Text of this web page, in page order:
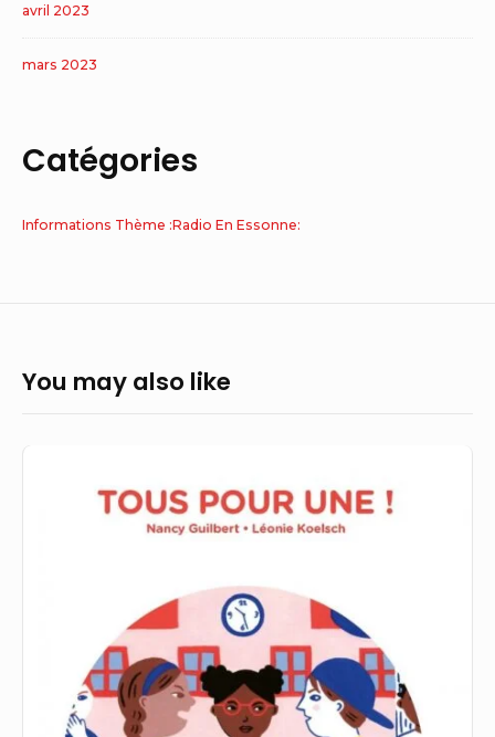
avril 2023
mars 2023
Catégories
Informations Thème :Radio En Essonne:
You may also like
Maison